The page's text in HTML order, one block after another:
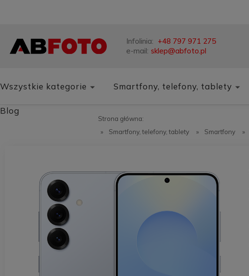
Infolinia: +48 797 971 275
e-mail: sklep@abfoto.pl
Wszystkie kategorie Smartfony, telefony, tablety
Blog
Strona główna:
»
Smartfony, telefony, tablety » Smartfony »